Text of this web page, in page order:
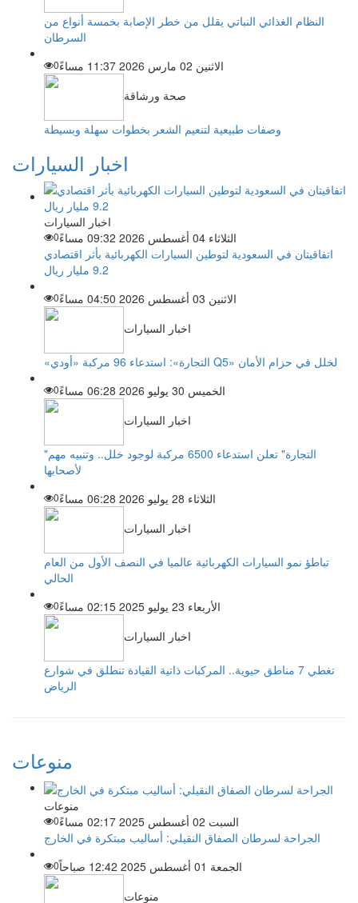
النظام الغذائي النباتي يقلل من خطر الإصابة بخمسة أنواع من
السرطان
الاثنين 02 مارس 2026 11:37 مساءً
0
صحة ورشاقة
وصفات طبيعية لتنعيم الشعر بخطوات سهلة وبسيطة
اخبار السيارات
اخبار السيارات
الثلاثاء 04 أغسطس 2026 09:32 مساءً
0
اتفاقيتان في السعودية لتوطين السيارات الكهربائية بأثر اقتصادي
9.2 مليار ريال
الاثنين 03 أغسطس 2026 04:50 مساءً
0
اخبار السيارات
«التجارة»: استدعاء 96 مركبة «أودي Q5» لخلل في حزام الأمان
الخميس 30 يوليو 2026 06:28 مساءً
0
اخبار السيارات
"التجارة" تعلن استدعاء 6500 مركبة لوجود خلل.. وتنبيه مهم
لأصحابها
الثلاثاء 28 يوليو 2026 06:28 مساءً
0
اخبار السيارات
تباطؤ نمو السيارات الكهربائية عالميا في النصف الأول من العام
الحالي
الأربعاء 23 يوليو 2025 02:15 مساءً
0
اخبار السيارات
تغطي 7 مناطق حيوية.. المركبات ذاتية القيادة تنطلق في شوارع
الرياض
منوعات
منوعات
السبت 02 أغسطس 2025 02:17 مساءً
0
الجراحة لسرطان الصفاق النقيلي: أساليب مبتكرة في الخارج
الجمعة 01 أغسطس 2025 12:42 صباحاً
0
منوعات